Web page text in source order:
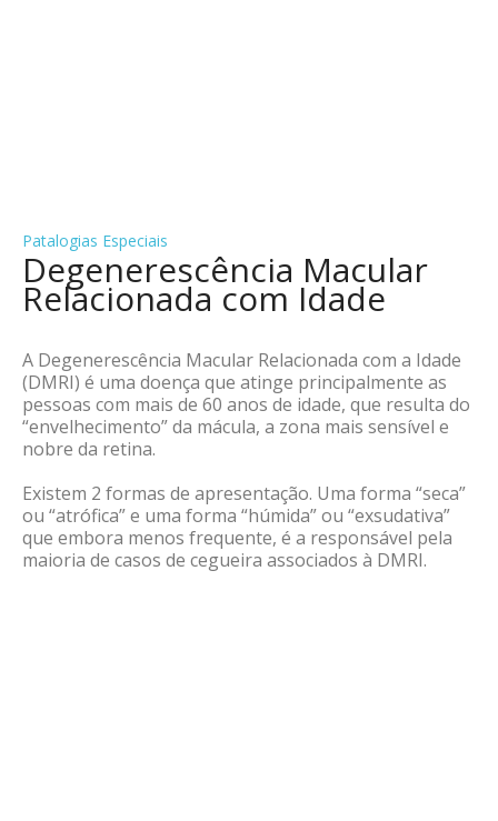
Patalogias Especiais
Degenerescência Macular
Relacionada com Idade
A Degenerescência Macular Relacionada com a Idade
(DMRI) é uma doença que atinge principalmente as
pessoas com mais de 60 anos de idade, que resulta do
“envelhecimento” da mácula, a zona mais sensível e
nobre da retina.
Existem 2 formas de apresentação. Uma forma “seca”
ou “atrófica” e uma forma “húmida” ou “exsudativa”
que embora menos frequente, é a responsável pela
maioria de casos de cegueira associados à DMRI.